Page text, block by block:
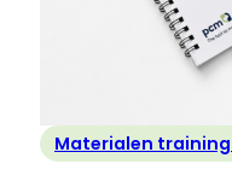
Materialen